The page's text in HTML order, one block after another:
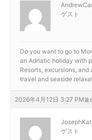
ゲスト
Do you want to go to
an Adriatic holiday with
Resorts, excursions,
travel and seaside
2026年4月12日 3:27 PM返
JosephKat
ゲスト